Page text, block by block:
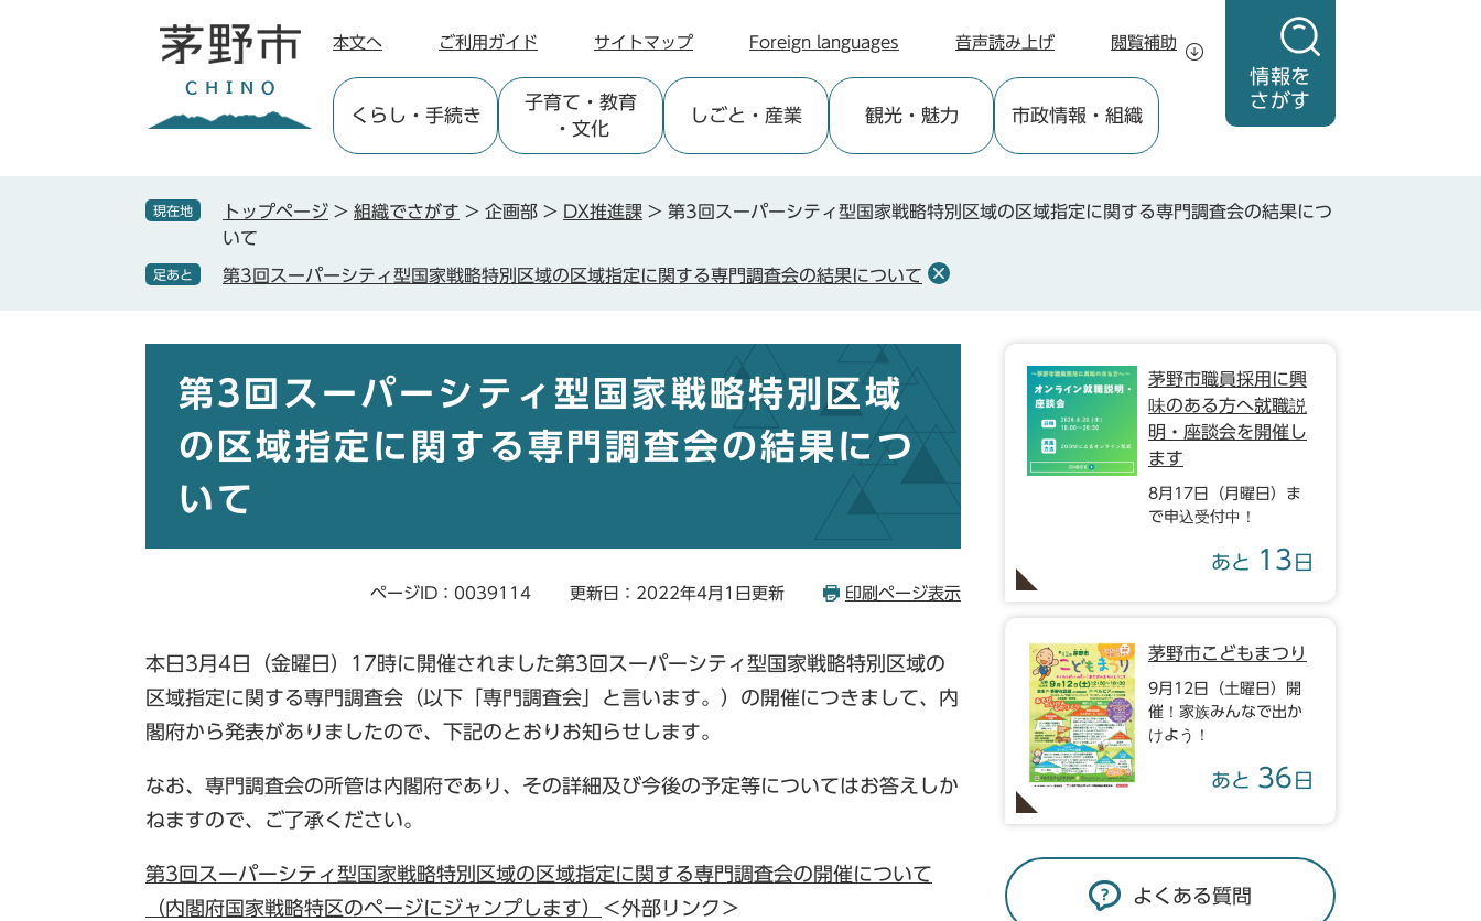
情報を
さがす
本文へ ご利用ガイド サイトマップ Foreign languages 音声読み上げ 閲覧補助
くらし ・手続き
子育て ・教育
・文化
しごと ・産業 観光・魅力 市政情報 ・組織
現在地 トップページ > 組織でさがす > 企画部 > DX推進課 > 第3回スーパーシティ型国家戦略特別区域の区域指定に関する専門調査会の結果につ
いて
足あと 第3回スーパーシティ型国家戦略特別区域の区域指定に関する専門調査会の結果について
第3回スーパーシティ型国家戦略特別区域
の区域指定に関する専門調査会の結果につ
いて
ページID：0039114 更新日：2022年4月1日更新 印刷ページ表示
本日3月4日（金曜日）17時に開催されました第3回スーパーシティ型国家戦略特別区域の
区域指定に関する専門調査会（以下「専門調査会」と言います。）の開催につきまして、内
閣府から発表がありましたので、下記のとおりお知らせします。
なお、専門調査会の所管は内閣府であり、その詳細及び今後の予定等についてはお答えしか
ねますので、ご了承ください。
第3回スーパーシティ型国家戦略特別区域の区域指定に関する専門調査会の開催について
（内閣府国家戦略特区のページにジャンプします）
＜外部リンク＞
茅野市職員採用に興
味のある方へ就職説
明・座談会を開催し
ます
8月17日（月曜日）ま
で申込受付中！
あと 13 日
茅野市こどもまつり
9月12日（土曜日）開
催！家族みんなで出か
けよう！
あと 36 日
よくある質問